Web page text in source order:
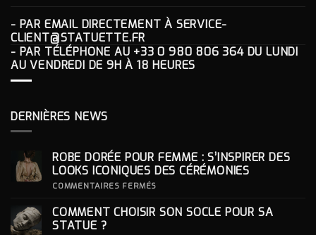
- PAR EMAIL DIRECTEMENT À SERVICE-
CLIENT@STATUETTE.FR
- PAR TÉLÉPHONE AU +33 0 980 806 364DU LUNDI
AU VENDREDI DE 9H À 18 HEURES
DERNIÈRES NEWS
ROBE DORÉE POUR FEMME : S’INSPIRER DES
LOOKS ICONIQUES DES CÉRÉMONIES
COMMENTAIRES FERMÉS
POUR
COMMENT CHOISIR SON SOCLE POUR SA
STATUE ?